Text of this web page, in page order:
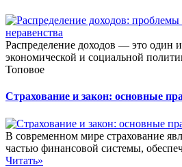
Распределение доходов — это один
экономической и социальной
Топовое
Страхование и закон: основные
В современном мире страхование
частью финансовой системы,
Читать»